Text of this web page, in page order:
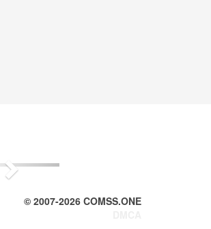
Next
© 2007-2026 COMSS.ONE